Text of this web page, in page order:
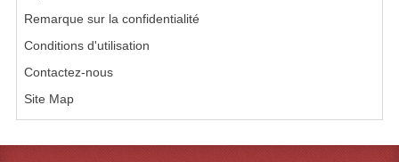
Guirlandes Lumineuse
Remarque sur la confidentialité
Conditions d'utilisation
Contactez-nous
Site Map